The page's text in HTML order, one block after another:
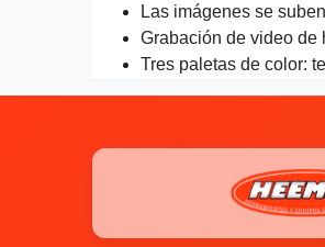
Las imágenes se
Grabación de video de
Tres paletas de color: